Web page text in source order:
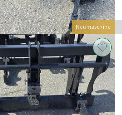
Neumaschine